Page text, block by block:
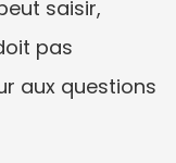
saisir,
pas
aux questions